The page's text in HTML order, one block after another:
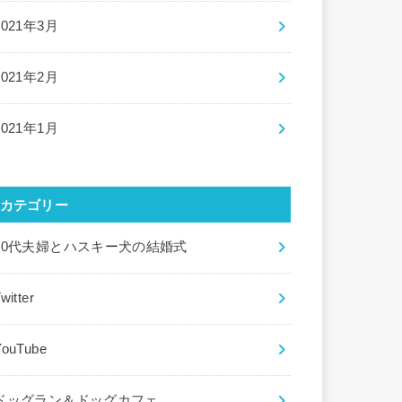
年3月
年2月
年1月
カテゴリー
代夫婦とハスキー犬の結婚式